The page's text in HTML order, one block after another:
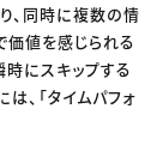
、同時に複数の情
価値を感じられる
にスキップする
、「タイムパフォ